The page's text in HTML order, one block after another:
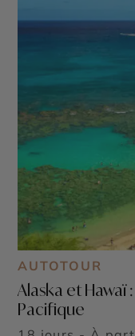
AUTOTOUR
Alaska et Hawaï
Pacifique